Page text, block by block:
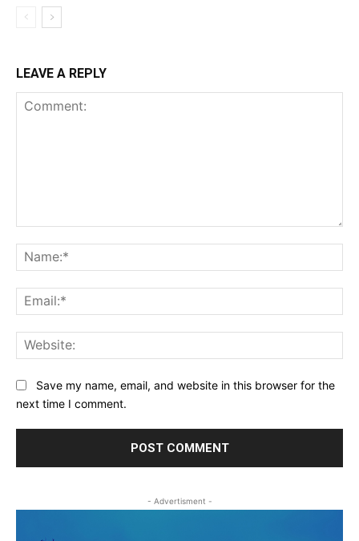
LEAVE A REPLY
Save my name, email, and website in this browser for the
next time I comment.
- Advertisment -